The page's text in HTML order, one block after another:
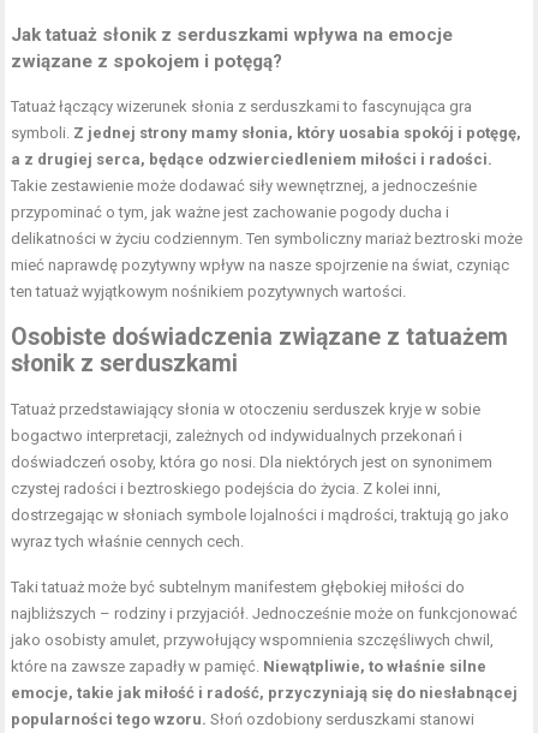
Jak tatuaż słonik z serduszkami wpływa na emocje
związane z spokojem i potęgą?
Tatuaż łączący wizerunek słonia z serduszkami to fascynująca gra
symboli. Z jednej strony mamy słonia, który uosabia spokój i potęgę,
a z drugiej serca, będące odzwierciedleniem miłości i radości.
Takie zestawienie może dodawać siły wewnętrznej, a jednocześnie
przypominać o tym, jak ważne jest zachowanie pogody ducha i
delikatności w życiu codziennym. Ten symboliczny mariaż beztroski może
mieć naprawdę pozytywny wpływ na nasze spojrzenie na świat, czyniąc
ten tatuaż wyjątkowym nośnikiem pozytywnych wartości.
Osobiste doświadczenia związane z tatuażem
słonik z serduszkami
Tatuaż przedstawiający słonia w otoczeniu serduszek kryje w sobie
bogactwo interpretacji, zależnych od indywidualnych przekonań i
doświadczeń osoby, która go nosi. Dla niektórych jest on synonimem
czystej radości i beztroskiego podejścia do życia. Z kolei inni,
dostrzegając w słoniach symbole lojalności i mądrości, traktują go jako
wyraz tych właśnie cennych cech.
Taki tatuaż może być subtelnym manifestem głębokiej miłości do
najbliższych – rodziny i przyjaciół. Jednocześnie może on funkcjonować
jako osobisty amulet, przywołujący wspomnienia szczęśliwych chwil,
które na zawsze zapadły w pamięć. Niewątpliwie, to właśnie silne
emocje, takie jak miłość i radość, przyczyniają się do niesłabnącej
popularności tego wzoru. Słoń ozdobiony serduszkami stanowi